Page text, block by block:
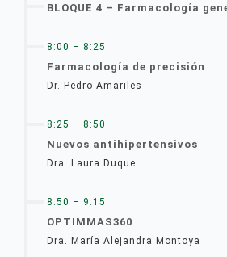
BLOQUE 4 – Farmacología
8:00 – 8:25
Farmacología de precisión
Dr. Pedro Amariles
8:25 – 8:50
Nuevos antihipertensivos
Dra. Laura Duque
8:50 – 9:15
OPTIMMAS360
Dra. María Alejandra Montoya